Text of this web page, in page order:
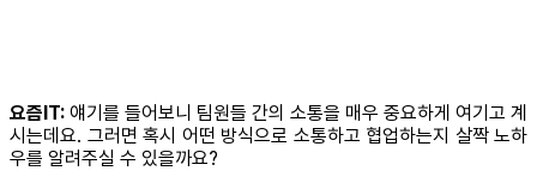
요즘IT: 얘기를 들어보니 팀원들 간의 소통을 매우 중요하게 여기고 계
시는데요. 그러면 혹시 어떤 방식으로 소통하고 협업하는지 살짝 노하
우를 알려주실 수 있을까요?